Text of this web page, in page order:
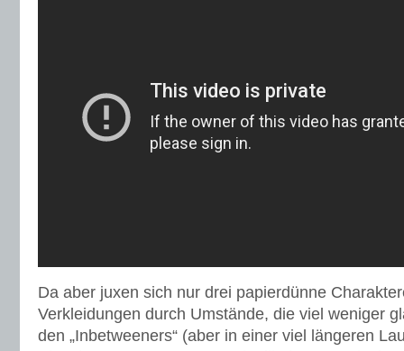
Da aber juxen sich nur drei papierdünne
Verkleidungen durch Umstände, die viel weniger
den „Inbetweeners“ (aber in einer viel längeren